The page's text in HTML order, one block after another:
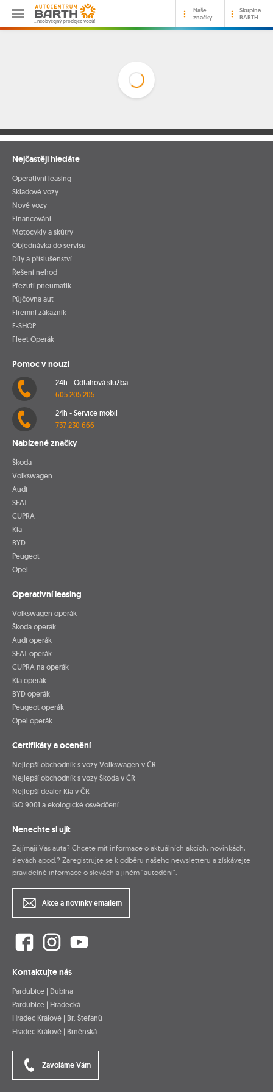
…neobyčejný prodejce vozů!
Naše
značky
Skupina
BARTH
Nejčastěji hledáte
Operativní leasing
Skladové vozy
Nové vozy
Financování
Motocykly a skútry
Objednávka do servisu
Díly a příslušenství
Řešení nehod
Přezutí pneumatik
Půjčovna aut
Firemní zákazník
E-SHOP
Fleet Operák
Pomoc v nouzi
24h - Odtahová služba
605 205 205
24h - Service mobil
737 230 666
Nabízené značky
Škoda
Volkswagen
Audi
SEAT
CUPRA
Kia
BYD
Peugeot
Opel
Operativní leasing
Volkswagen operák
Škoda operák
Audi operák
SEAT operák
CUPRA na operák
Kia operák
BYD operák
Peugeot operák
Opel operák
Certifikáty a ocenění
Nejlepší obchodník s vozy Volkswagen v ČR
Nejlepší obchodník s vozy Škoda v ČR
Nejlepší dealer Kia v ČR
ISO 9001 a ekologické osvědčení
Nenechte si ujít
Zajímají Vás auta? Chcete mít informace o aktuálních akcích, novinkách,
slevách apod.? Zaregistrujte se k odběru našeho newsletteru a získávejte
pravidelné informace o slevách a jiném "autodění".
Akce a novinky emailem
Kontaktujte nás
Pardubice | Dubina
Pardubice | Hradecká
Hradec Králové | Br. Štefanů
Hradec Králové | Brněnská
Zavoláme Vám